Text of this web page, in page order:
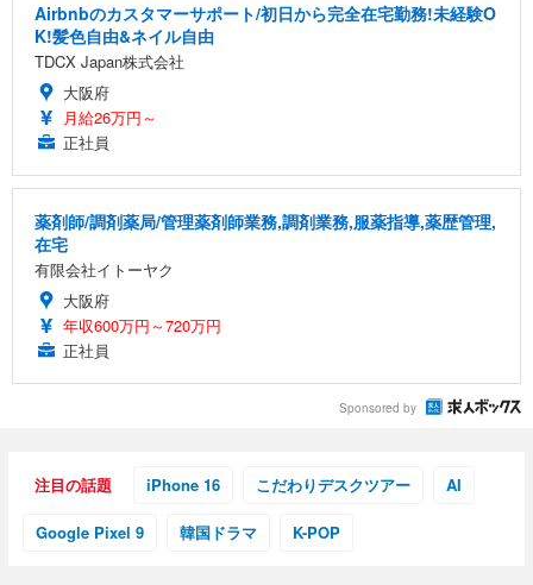
Airbnbのカスタマーサポート/初日から完全在宅勤務!未経験O
K!髪色自由&ネイル自由
TDCX Japan株式会社
大阪府
月給26万円～
正社員
薬剤師/調剤薬局/管理薬剤師業務,調剤業務,服薬指導,薬歴管理,
在宅
有限会社イトーヤク
大阪府
年収600万円～720万円
正社員
Sponsored by
注目の話題 iPhone 16 こだわりデスクツアー AI
Google Pixel 9 韓国ドラマ K-POP